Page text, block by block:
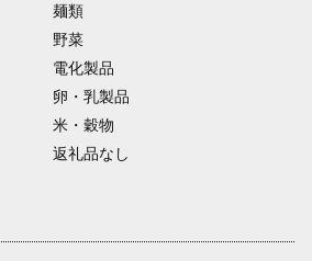
麺類
野菜
電化製品
卵・乳製品
米・穀物
返礼品なし